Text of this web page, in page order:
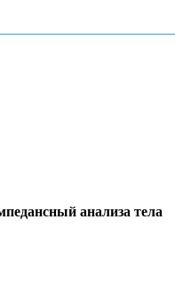
анализа тела